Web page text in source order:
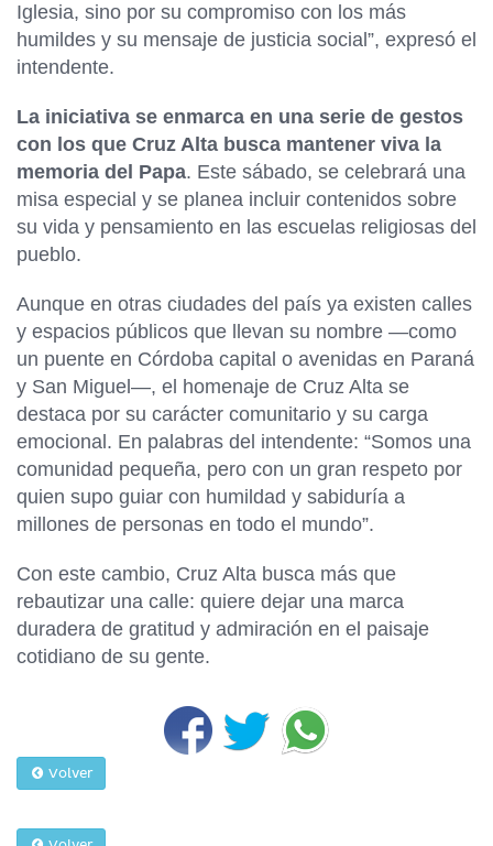
Iglesia, sino por su compromiso con los más
humildes y su mensaje de justicia social”, expresó el
intendente.
La iniciativa se enmarca en una serie de gestos
con los que Cruz Alta busca mantener viva la
memoria del Papa. Este sábado, se celebrará una
misa especial y se planea incluir contenidos sobre
su vida y pensamiento en las escuelas religiosas del
pueblo.
Aunque en otras ciudades del país ya existen calles
y espacios públicos que llevan su nombre —como
un puente en Córdoba capital o avenidas en Paraná
y San Miguel—, el homenaje de Cruz Alta se
destaca por su carácter comunitario y su carga
emocional. En palabras del intendente: “Somos una
comunidad pequeña, pero con un gran respeto por
quien supo guiar con humildad y sabiduría a
millones de personas en todo el mundo”.
Con este cambio, Cruz Alta busca más que
rebautizar una calle: quiere dejar una marca
duradera de gratitud y admiración en el paisaje
cotidiano de su gente.
Volver